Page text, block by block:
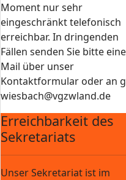
Moment nur sehr
eingeschränkt telefonisch
erreichbar. In dringenden
Fällen senden Sie bitte
Mail über unser
Kontaktformular oder an
wiesbach@vgzwland.de
Erreichbarkeit des
Sekretariats
Unser Sekretariat ist im